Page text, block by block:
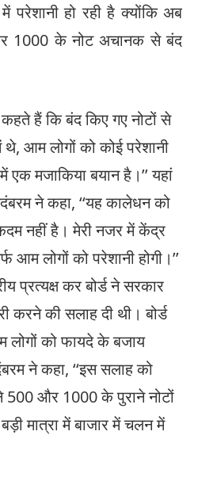
परेशानी हो रही है क्योंकि अब
1000 के नोट अचानक से बंद
कहते हैं कि बंद किए गए नोटों से
थे, आम लोगों को कोई परेशानी
मजाकिया बयान है।’’ यहां
ने कहा, ‘‘यह कालेधन को
नहीं है। मेरी नजर में केंद्र
लोगों को परेशानी होगी।’’
प्रत्यक्ष कर बोर्ड ने सरकार
करने की सलाह दी थी। बोर्ड
को फायदे के बजाय
ने कहा, ‘‘इस सलाह को
500 और 1000 के पुराने नोटों
मात्रा में बाजार में चलन में